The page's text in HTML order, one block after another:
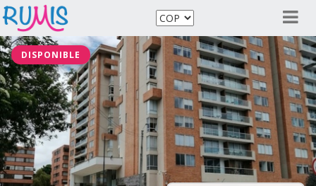
DISPONIBLE